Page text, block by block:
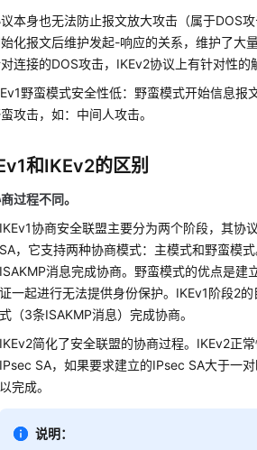
本身也无法防止报文放大攻击（属于DOS
化报文后维护发起-响应的关系，维护了大
连接的DOS攻击，IKEv2协议上有针对性的
野蛮模式安全性低：野蛮模式开始信息
攻击，如：中间人攻击。
和IKEv2的区别
过程不同。
IKEv1协商安全联盟主要分为两个阶段，其协
SA，它支持两种协商模式：主模式和野蛮模
ISAKMP消息完成协商。野蛮模式的优点是建
证一起进行无法提供身份保护。IKEv1阶段2
式（3条ISAKMP消息）完成协商。
IKEv2简化了安全联盟的协商过程。IKEv2正
IPsec SA，如果要求建立的IPsec SA大于一
以完成。
说明：